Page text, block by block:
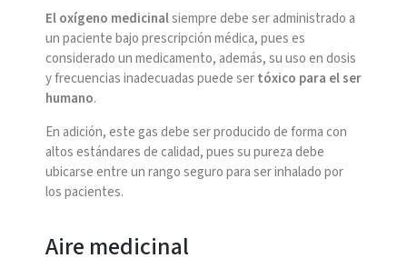
El oxígeno medicinalsiempre debe ser administrado a
un paciente bajo prescripción médica, pues es
considerado un medicamento, además, su uso en dosis
y frecuencias inadecuadas puede sertóxico para el ser
humano.
En adición, este gas debe ser producido de forma con
altos estándares de calidad, pues su pureza debe
ubicarse entre un rango seguro para ser inhalado por
los pacientes.
Aire medicinal